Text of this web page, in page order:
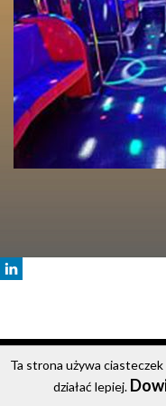
Strona główna
Ta strona używa
działać lepiej.